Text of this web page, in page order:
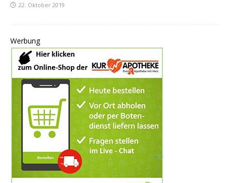
22. Oktober 2019
Werbung